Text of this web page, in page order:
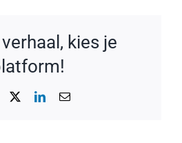
kies je
Facebook LinkedIn
E-